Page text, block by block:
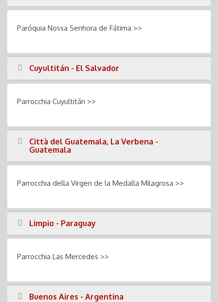
Paróquia Nossa Senhora de Fátima >>
Cuyultitán - El Salvador
Parrocchia Cuyultitán >>
Città del Guatemala, La Verbena -
Guatemala
Parrocchia della Virgen de la Medalla Milagrosa >>
Limpio - Paraguay
Parrocchia Las Mercedes >>
Buenos Aires - Argentina